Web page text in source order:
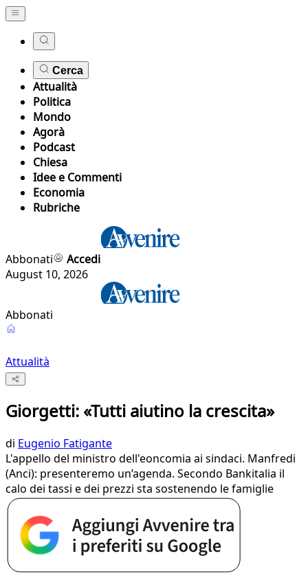
Cerca
Attualità
Politica
Mondo
Agorà
Podcast
Chiesa
Idee e Commenti
Economia
Rubriche
Abbonati
Accedi
August 10, 2026
Abbonati
Attualità
Giorgetti: «Tutti aiutino la crescita»
di Eugenio Fatigante
L'appello del ministro dell'eoncomia ai sindaci. Manfredi
(Anci): presenteremo un’agenda. Secondo Bankitalia il
calo dei tassi e dei prezzi sta sostenendo le famiglie